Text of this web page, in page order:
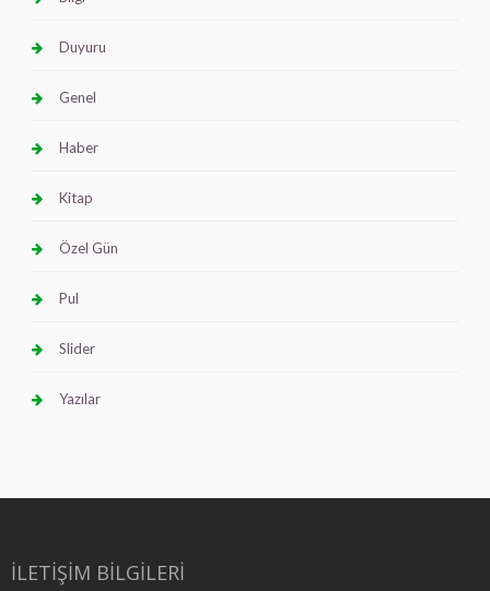
Duyuru
Genel
Haber
Kitap
Özel Gün
Pul
Slider
Yazılar
İLETİŞİM BİLGİLERİ